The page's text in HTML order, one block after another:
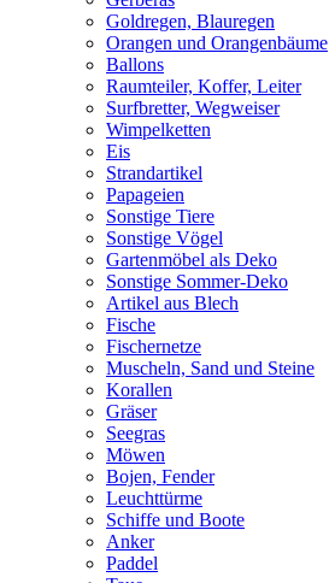
Goldregen, Blauregen
Orangen und Orangenbäume
Ballons
Raumteiler, Koffer, Leiter
Surfbretter, Wegweiser
Wimpelketten
Eis
Strandartikel
Papageien
Sonstige Tiere
Sonstige Vögel
Gartenmöbel als Deko
Sonstige Sommer-Deko
Artikel aus Blech
Fische
Fischernetze
Muscheln, Sand und Steine
Korallen
Gräser
Seegras
Möwen
Bojen, Fender
Leuchttürme
Schiffe und Boote
Anker
Paddel